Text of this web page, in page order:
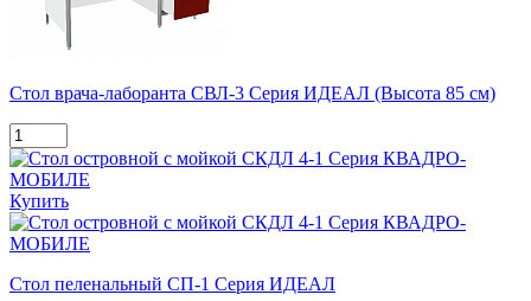
Стол врача-лаборанта СВЛ-3 Серия ИДЕАЛ (Высота 85 см)
Купить
Стол пеленальный СП-1 Серия ИДЕАЛ